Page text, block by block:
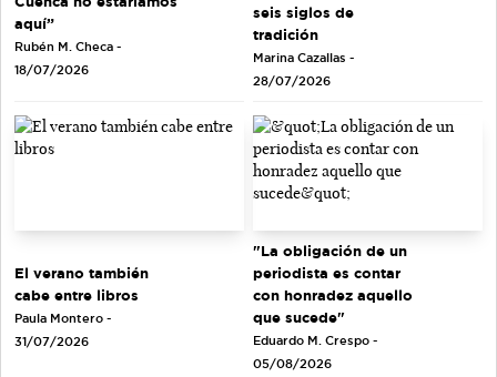
aquí”
Rubén M. Checa -
18/07/2026
seis siglos de
tradición
Marina Cazallas -
28/07/2026
El verano también
cabe entre libros
Paula Montero -
31/07/2026
"La obligación de un
periodista es contar
con honradez aquello
que sucede"
Eduardo M. Crespo -
05/08/2026